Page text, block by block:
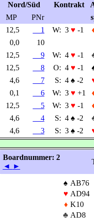
Nord/Süd
Kontrakt
MP
PNr
12,5
1 W: 3 ♥ -1
0,0
10
12,5
9 W: 4 ♥ -1
12,5
8 O: 4 ♥ -1
4,6
7 S: 4 ♠ -2
0,1
6 W: 3 ♥ +1
12,5
5 W: 3 ♥ -1
4,6
4 S: 4 ♠ -2
4,6
3 S: 3 ♠ -2
Boardnummer: 2
◄ ►
♠ AB76
♥ AD94
♦ K10
♣ AD8